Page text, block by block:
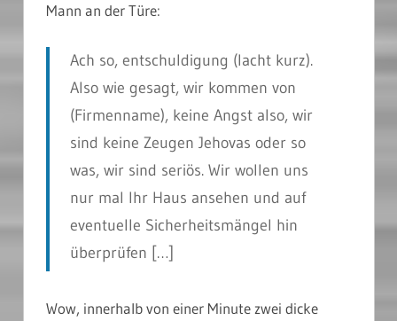
Mann an der Türe:
Ach so, entschuldigung (lacht kurz).
Also wie gesagt, wir kommen von
(Firmenname), keine Angst also, wir
sind keine Zeugen Jehovas oder so
was, wir sind seriös. Wir wollen uns
nur mal Ihr Haus ansehen und auf
eventuelle Sicherheitsmängel hin
überprüfen […]
Wow, innerhalb von einer Minute zwei dicke